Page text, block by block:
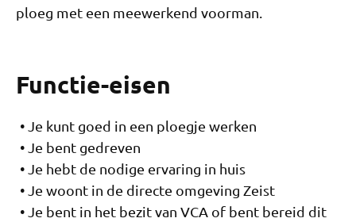
ploeg met een meewerkend voorman.
Functie-eisen
Je kunt goed in een ploegje werken
Je bent gedreven
Je hebt de nodige ervaring in huis
Je woont in de directe omgeving Zeist
Je bent in het bezit van VCA of bent bereid dit